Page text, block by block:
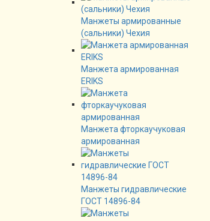
Манжеты армированные
(сальники) Чехия
Манжета армированная
ERIKS
Манжета фторкаучуковая
армированная
Манжеты гидравлические
ГОСТ 14896-84